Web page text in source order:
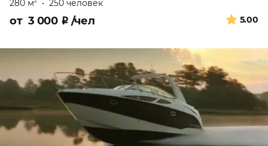
280 м • 250 человек
5.00
от 3 000 ₽ /чел